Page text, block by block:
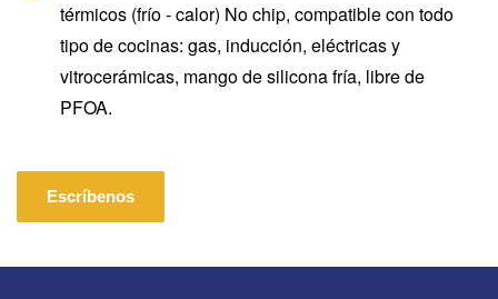
térmicos (frío - calor) No chip, compatible con todo
tipo de cocinas: gas, inducción, eléctricas y
vitrocerámicas, mango de silicona fría, libre de
PFOA.
Escríbenos